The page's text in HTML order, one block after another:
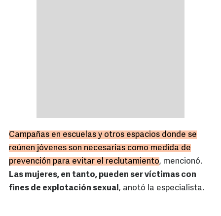
Campañas en escuelas y otros espacios donde se
reúnen jóvenes son necesarias como medida de
prevención para evitar el reclutamiento, mencionó.
Las mujeres, en tanto, pueden ser víctimas con
fines de explotación sexual, anotó la especialista.